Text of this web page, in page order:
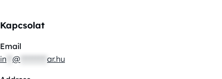
Kapcsolat
Email
in @ ar.hu